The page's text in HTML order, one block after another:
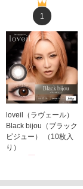
1
loveil（ラヴェール）
Black bijou（ブラック
ビジュー） （10枚入
り）